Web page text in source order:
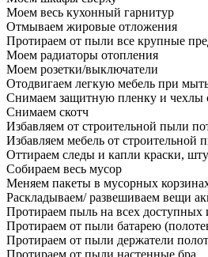
Моем весь кухонный гарнитур
Отмываем жировые отложения
Протираем от пыли все крупные
Моем радиаторы отопления
Моем розетки/выключатели
Отодвигаем легкую мебель при
Снимаем защитную пленку и чехлы
Снимаем скотч
Избавляем от строительной пыли
Избавляем мебель от строительной
Оттираем следы и капли краски,
Собираем весь мусор
Меняем пакеты в мусорных
Раскладываем/ развешиваем вещи
Протираем пыль на всех доступных
Протираем от пыли батарею
Протираем от пыли держатели
Протираем от пыли настенные бра